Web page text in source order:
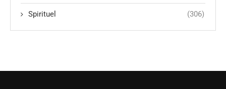
Spirituel (306)